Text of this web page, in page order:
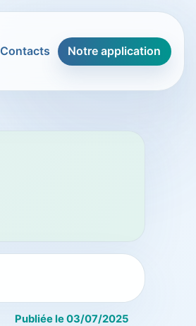
Contacts Notre application
Publiée le 03/07/2025